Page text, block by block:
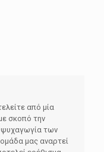
από μία
σκοπό την
ψυχαγωγία των
μας αναρτεί